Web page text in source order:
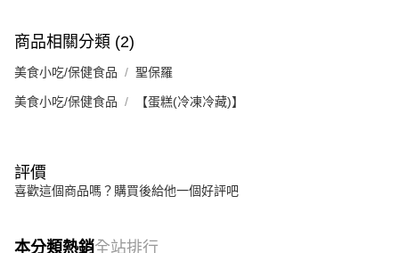
商品相關分類 (2)
美食小吃/保健食品 聖保羅
美食小吃/保健食品 【蛋糕(冷凍冷藏)】
評價
喜歡這個商品嗎？購買後給他一個好評吧
本分類熱銷全站排行